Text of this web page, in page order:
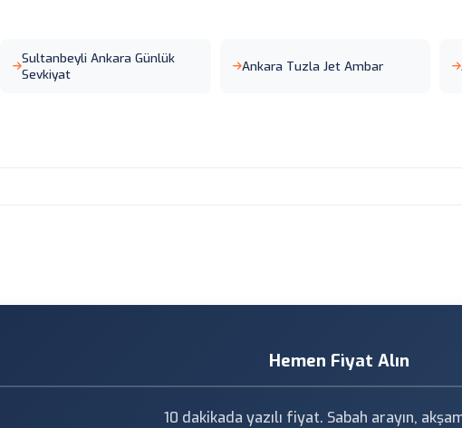
Sultanbeyli Ankara Günlük
Sevkiyat
Ankara Tuzla Jet Ambar
Hemen Fiyat Alın
10 dakikada yazılı fiyat. Sabah arayın,